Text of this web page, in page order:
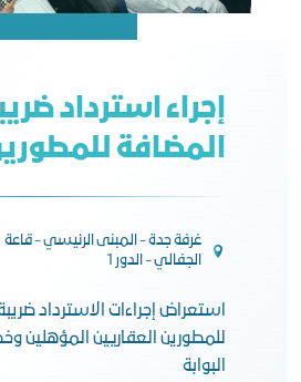
إجراء استرداد
المضافة
غرفة جدة - المبنى الرئيسي - قاعة
الجفالي - الدور 1
استعراض إجراءات الاسترداد
للمطورين العقاريين المؤهلين
البوابة